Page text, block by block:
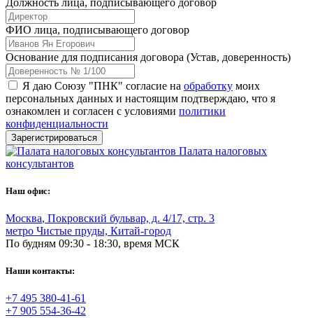
ФИО лица, подписывающего договор
Основание для подписания договора (Устав, доверенность)
Я даю Союзу "ПНК" согласие на обработку моих
персональных данных и настоящим подтверждаю, что я
ознакомлен и согласен с условиями политики
конфиденциальности
Зарегистрироваться
Палата налоговых
консультантов
Наш офис:
Москва, Покровский бульвар, д. 4/17, стр. 3
метро Чистые пруды, Китай-город
По будням 09:30 - 18:30, время МСК
Наши контакты:
+7 495 380-41-61
+7 905 554-36-42